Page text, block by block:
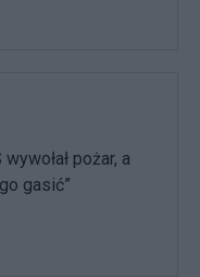
pożar, a
gasić”